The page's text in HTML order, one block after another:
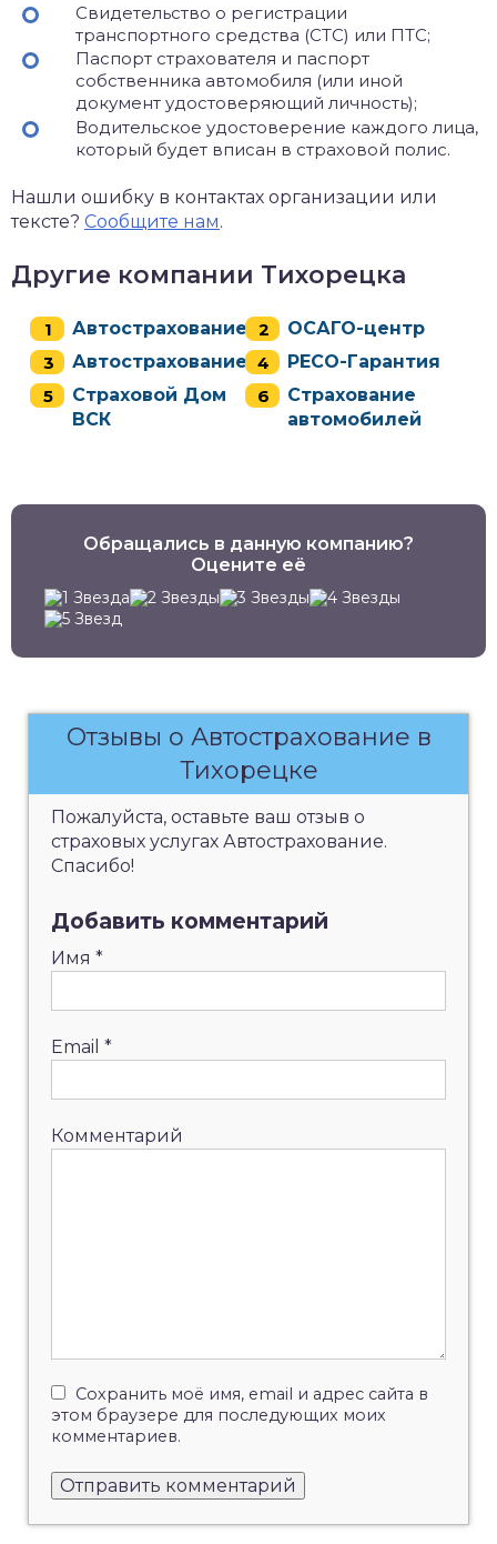
Свидетельство о регистрации
транспортного средства (СТС) или ПТС;
Паспорт страхователя и паспорт
собственника автомобиля (или иной
документ удостоверяющий личность);
Водительское удостоверение каждого лица,
который будет вписан в страховой полис.
Нашли ошибку в контактах организации или
тексте? Сообщите нам.
Другие компании Тихорецка
Автострахование
ОСАГО-центр
Автострахование
РЕСО-Гарантия
Страховой Дом
ВСК
Страхование
автомобилей
Обращались в данную компанию?
Оцените её
Отзывы о Автострахование в
Тихорецке
Пожалуйста, оставьте ваш отзыв о
страховых услугах Автострахование.
Спасибо!
Добавить комментарий
Имя *
Email *
Комментарий
Сохранить моё имя, email и адрес сайта в
этом браузере для последующих моих
комментариев.